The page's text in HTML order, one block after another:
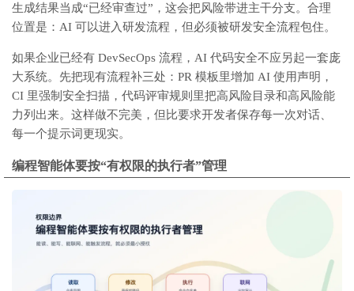
生成结果当成“已经审查过”，这会把风险带进主干分支。合理
位置是：AI 可以进入研发流程，但必须被研发安全流程包住。
如果企业已经有 DevSecOps 流程，AI 代码安全不应另起一套庞
大系统。先把现有流程补三处：PR 模板里增加 AI 使用声明，
CI 里强制安全扫描，代码评审规则里把高风险目录和高风险能
力列出来。这样做不完美，但比要求开发者保存每一次对话、
每一个提示词更现实。
编程智能体要按“有权限的执行者”管理